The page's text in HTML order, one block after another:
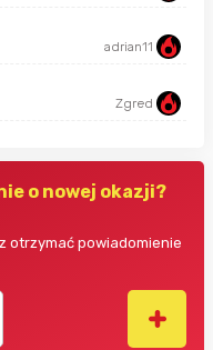
adrian11
Zgred
o nowej okazji?
otrzymać powiadomienie